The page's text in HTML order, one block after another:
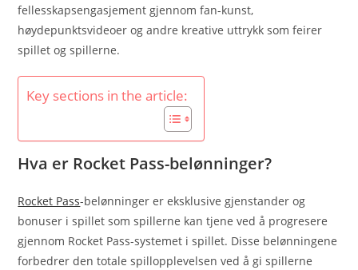
fellesskapsengasjement gjennom fan-kunst,
høydepunktsvideoer og andre kreative uttrykk som feirer
spillet og spillerne.
Key sections in the article:
Hva er Rocket Pass-belønninger?
Rocket Pass-belønninger er eksklusive gjenstander og
bonuser i spillet som spillerne kan tjene ved å progresere
gjennom Rocket Pass-systemet i spillet. Disse belønningene
forbedrer den totale spillopplevelsen ved å gi spillerne